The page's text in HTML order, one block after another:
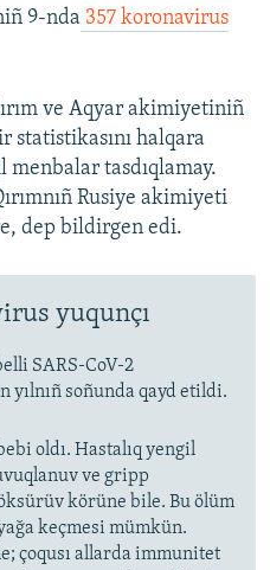
9-nda 357 koronavirus
ve Aqyar akimiyetiniñ
statistikasını halqara
tasdıqlamay.
Rusiye akimiyeti
dep bildirgen edi.
yuqunçı
SARS-CoV-2
yılnıñ soñunda qayd etildi.
oldı. Hastalıq yengil
ve gripp
körüne bile. Bu ölüm
keçmesi mümkün.
çoqusı allarda immunitet